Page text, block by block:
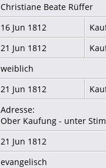
Christiane Beate Rüffer
16 Jun 1812
21 Jun 1812
weiblich
21 Jun 1812
Adresse:
Ober Kaufung - unter
21 Jun 1812
evangelisch